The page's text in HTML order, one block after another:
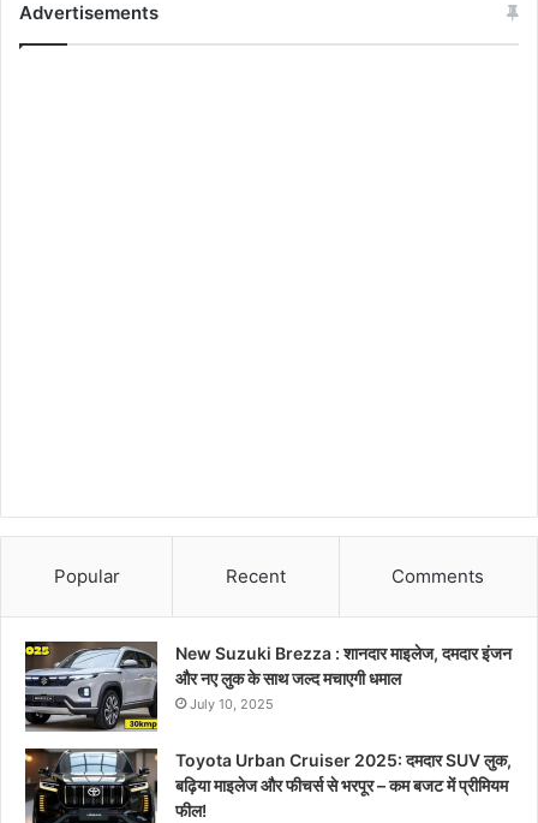
Advertisements
Popular Recent Comments
New Suzuki Brezza : शानदार माइलेज, दमदार इंजन
और नए लुक के साथ जल्द मचाएगी धमाल
July 10, 2025
Toyota Urban Cruiser 2025: दमदार SUV लुक,
बढ़िया माइलेज और फीचर्स से भरपूर – कम बजट में प्रीमियम
फील!